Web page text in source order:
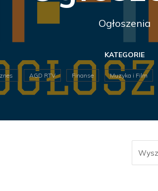
Ogłoszenia
KATEGORIE
AGD RTV Finanse Muzyka i Film